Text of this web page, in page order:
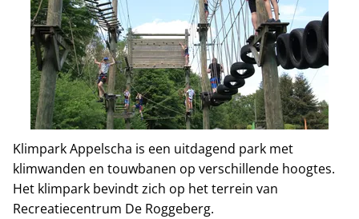
Klimpark Appelscha is een uitdagend park met
klimwanden en touwbanen op verschillende hoogtes.
Het klimpark bevindt zich op het terrein van
Recreatiecentrum De Roggeberg.